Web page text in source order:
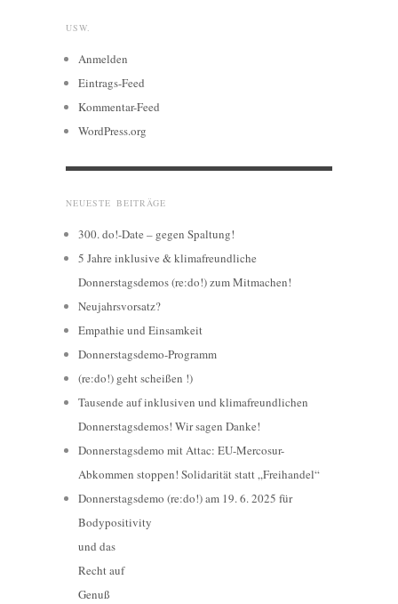
USW.
Anmelden
Eintrags-Feed
Kommentar-Feed
WordPress.org
NEUESTE BEITRÄGE
300. do!-Date – gegen Spaltung!
5 Jahre inklusive & klimafreundliche
Donnerstagsdemos (re:do!) zum Mitmachen!
Neujahrsvorsatz?
Empathie und Einsamkeit
Donnerstagsdemo-Programm
(re:do!) geht scheißen !)
Tausende auf inklusiven und klimafreundlichen
Donnerstagsdemos! Wir sagen Danke!
Donnerstagsdemo mit Attac: EU-Mercosur-
Abkommen stoppen! Solidarität statt „Freihandel“
Donnerstagsdemo (re:do!) am 19. 6. 2025 für
Bodypositivity
und das
Recht auf
Genuß